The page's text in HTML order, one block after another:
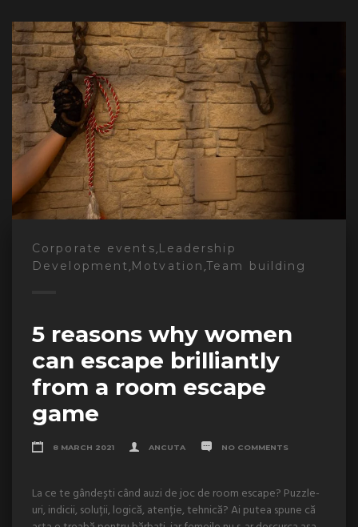
Corporate events,Leadership
Development,Motvation,Team building
5 reasons why women
can escape brilliantly
from a room escape
game
8 MARCH 2021 ANCUTA NO COMMENTS
La ce te gândești când auzi de joc de room escape? Puzzle-
uri, indicii, soluții, logică, atenție, tehnică? Ai putea spune că